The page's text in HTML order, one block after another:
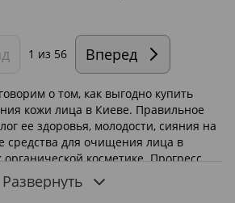
1 из 56 Вперед
о том, как выгодно купить
кожи лица в Киеве. Правильное
ее здоровья, молодости, сияния на
средства для очищения лица в
косметике. Прогресс
не стоит на месте: ежегодно
гели, лосьоны, гоммажи,
Развернуть